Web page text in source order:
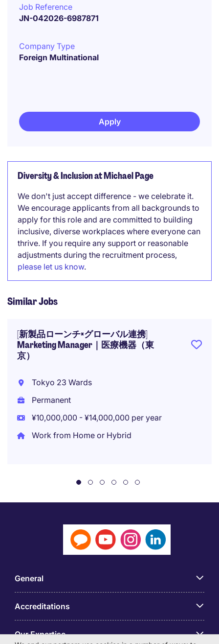
Job Reference
JN-042026-6987871
Company Type
Foreign Multinational
Apply
Diversity & Inclusion at Michael Page
We don't just accept difference - we celebrate it.
We encourage applicants from all backgrounds to
apply for this role and are committed to building
inclusive, diverse workplaces where everyone can
thrive. If you require any support or reasonable
adjustments during the recruitment process,
please let us know.
Similar Jobs
[新製品ローンチ×グローバル連携]
Marketing Manager｜医療機器（東
京）
Tokyo 23 Wards
Permanent
¥10,000,000 - ¥14,000,000 per year
Work from Home or Hybrid
General
Accreditations
Our Expertise